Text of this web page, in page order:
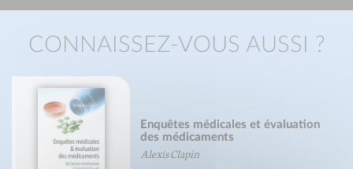
CONNAISSEZ-VOUS AUSSI ?
Enquêtes médicales et évaluation
des médicaments
Alexis Clapin